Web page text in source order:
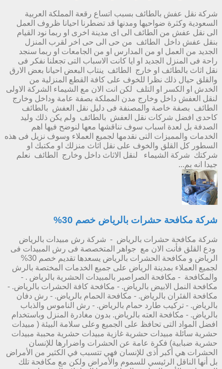
شركة نقل عفش بالطائف بسبب اتساع رقعة المملكة العربية
السعودية وكثرة ضواحيها ومدنها قد تضطرنا احيانا ظروف العمل
الى نقل عفش من الطائف الى اى مدينة اخرى او ربما نود القيام
بنقل عفش داخل الطائف من حى الى حى اخر لقرب المنزل
الجديد من العمل او من المدارس او من الجامعات او ربما سنجد
راحة فى المنزل الجديد او ايا كانت الاسباب التى تجعلنا نفكر فى
نقل اثاث بالطائف او خارج الطائف ينتاب البعض احيانا بعض الارق
والقلق حيال ذلك نظرا للخوف على كافة القطع المنزلية من
الخدش او الكسر او التلف لكن انت الان مع الشيماء الشركة الاولى
لنقل العفش داخل وخارج مدن المملكة بصفة عامة وداخل وخارج
الطائف بصفة خاصة والمصنفة فى دليل نقل العفش بالطائف
كاحدى افضل شركات نقل العفش بالطائف ولم يكن ذلك وليد
الصدفة بل لعدة اسباب سوف نناقشها معها لنوضح فيها اهم
الخدمات والمميزات التى نقدمها لجميع العملاء وسوف نزيل فى هذه
السطور كل القلق والخوف على نقل اثاث منزلك او مكتبك او
شركتك شركة الشيماء لنقل الاثاث داخل وخارج الطائف نعلم
جيدا انه بم...
شركة مكافحة حشرات بالرياض خصم 30%
شركة مكافحة حشرات بالرياض - شركة رش مبيدات بالرياض
ودع القلق فأنت الان مع جواهر المتخصصة فى رش المبيدات فى
الرياض و مكافحة الحشرات بالرياض يسعدها تقديم خصم 30%
لجميع العملاء بمدينة الرياض على جميع الخدمات المختصة بالرش
والمكافحة - مكافحة الصراصير بالمبيدات الحشرية بالرياض . -
مكافحة النمل الابيض بالرياض. - مكافحة كافة الحشرات بالرياض. -
مكافحة الفئران بالرياض. - مكافحة الحمام بالرياض. - رش دفان
بالرياض. - تركيب طارد حمام بالرياض. - رش الناموس والذباب
بالرياض. - مكافحة العته بالرياض. بدون مغادرة المنزل وباستخدام
افضل المواد التى تحافظ على الجميع وعلى سلامة البيئة ( مبيدات
حشرية سائلة مبيدات حشرية غازية مبيدات حشرية محببة مبيدات
حشرية ضبابية) فكرة عامة عن الحشرات واضرارها للإنسان
الحشرات هي أكبر أذى للإنسان فهي تتسبب في الكثير من الأمراض
بل أنها الناقل الرئيسي للسموم والأمراض ولكن مع مكافحة تلك